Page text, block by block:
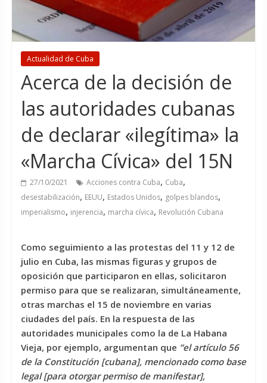
Actualidad de Cuba
Acerca de la decisión de
las autoridades cubanas
de declarar «ilegítima» la
«Marcha Cívica» del 15N
27/10/2021 Acciones contra Cuba, Cuba,
desestabilización, EEUU, Estados Unidos, golpes blandos,
imperialismo, injerencia, marcha cívica, Revolución Cubana
Como seguimiento a las protestas del 11 y 12 de
julio en Cuba, las mismas figuras y grupos de
oposición que participaron en ellas, solicitaron
permiso para que se realizaran, simultáneamente,
otras marchas el 15 de noviembre en varias
ciudades del país. En la respuesta de las
autoridades municipales como la de La Habana
Vieja, por ejemplo, argumentan que “el artículo 56
de la Constitución [cubana], mencionado como base
legal [para otorgar permiso de manifestar],